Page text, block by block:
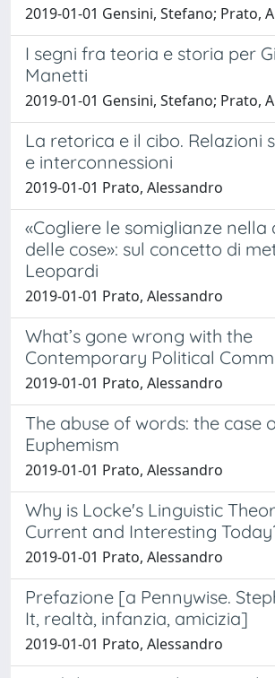
2019-01-01 Gensini, Stefano; Prato,
I segni fra teoria e storia per
Manetti
2019-01-01 Gensini, Stefano; Prato,
La retorica e il cibo. Relazioni
e interconnessioni
2019-01-01 Prato, Alessandro
«Cogliere le somiglianze nella
delle cose»: sul concetto di
Leopardi
2019-01-01 Prato, Alessandro
What’s gone wrong with the
Contemporary Political
2019-01-01 Prato, Alessandro
The abuse of words: the case
Euphemism
2019-01-01 Prato, Alessandro
Why is Locke's Linguistic
Current and Interesting
2019-01-01 Prato, Alessandro
Prefazione [a Pennywise.
It, realtà, infanzia, amicizia]
2019-01-01 Prato, Alessandro